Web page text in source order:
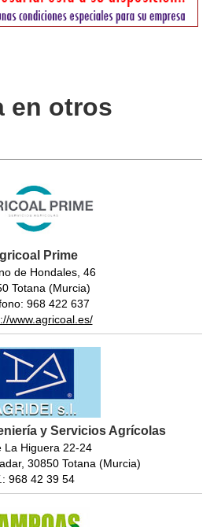
en otros
Prime
de Hondales, 46
Totana (Murcia)
968 422 637
www.agricoal.es/
y Servicios Agrícolas
La Higuera 22-24
30850 Totana (Murcia)
968 42 39 54